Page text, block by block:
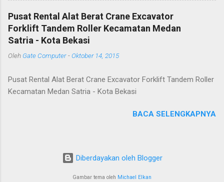
Pusat Rental Alat Berat Crane Excavator
Forklift Tandem Roller Kecamatan Medan
Satria - Kota Bekasi
Oleh Gate Computer -Oktober 14, 2015
Pusat Rental Alat Berat Crane Excavator Forklift Tandem Roller
Kecamatan Medan Satria - Kota Bekasi
BACA SELENGKAPNYA
Diberdayakan oleh Blogger
Gambar tema oleh Michael Elkan